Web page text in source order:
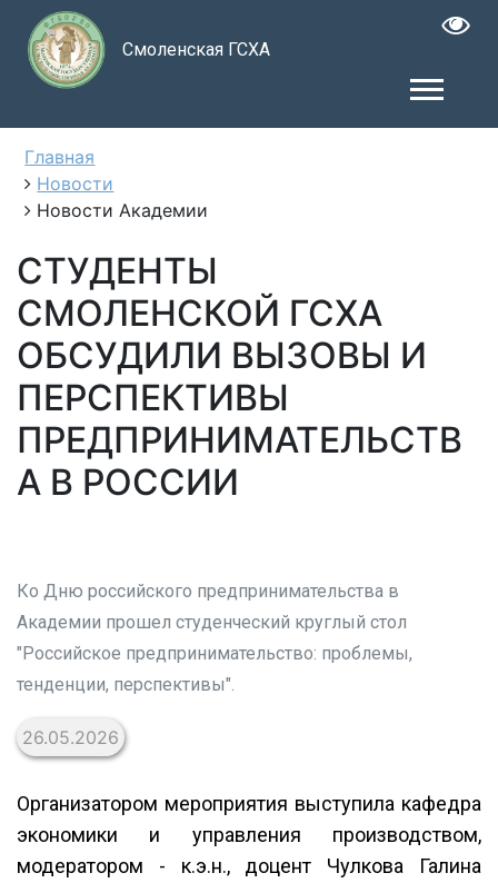
Смоленская ГСХА
Главная
Новости
Новости Академии
СТУДЕНТЫ
СМОЛЕНСКОЙ ГСХА
ОБСУДИЛИ ВЫЗОВЫ И
ПЕРСПЕКТИВЫ
ПРЕДПРИНИМАТЕЛЬСТВ
А В РОССИИ
Ко Дню российского предпринимательства в
Академии прошел студенческий круглый стол
"Российское предпринимательство: проблемы,
тенденции, перспективы".
26.05.2026
Организатором мероприятия выступила кафедра
экономики и управления производством,
модератором - к.э.н., доцент Чулкова Галина